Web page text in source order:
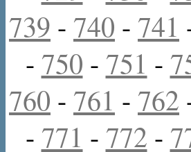
739 - 740 - 741
- 750 - 751 -
760 - 761 - 762
- 771 - 772 -